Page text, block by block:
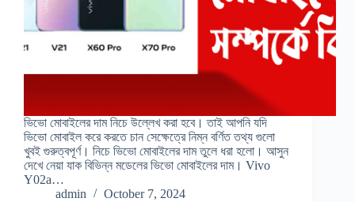
ভিভো মোবাইলের দাম নিচে উল্লেখ করা হবে। তাই আপনি যদি
ভিভো মোবাইল করে করতে চান সেক্ষেত্রে নিম্ন বর্ণিত তথ্য গুলো
খুবই গুরুত্বপূর্ণ। নিচে ভিভো মোবাইলের দাম তুলে ধরা হলো। আসুন
দেখে নেয়া যাক বিভিন্ন মডেলের ভিভো মোবাইলের দাম। Vivo
Y02a…
admin
October 7, 2024